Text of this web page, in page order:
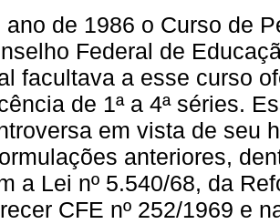
ano de 1986 o Curso de
Federal de
facultava a esse curso
de 1ª a 4ª séries.
em vista de seu
anteriores,
a Lei nº 5.540/68, da
CFE nº 252/1969 e